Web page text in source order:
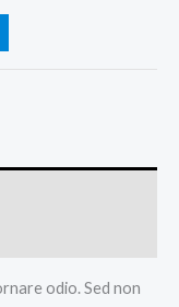
odio. Sed non